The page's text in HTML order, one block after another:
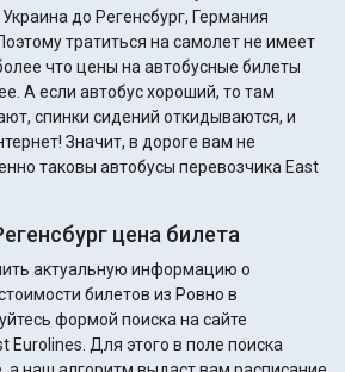
до Регенсбург, Германия
тратиться на самолет не имеет
что цены на автобусные билеты
там
спинки сидений откидываются, и
Значит, в дороге вам не
таковы автобусы перевозчика East
цена билета
актуальную информацию о
билетов из Ровно в
формой поиска на сайте
Eurolines. Для этого в поле поиска